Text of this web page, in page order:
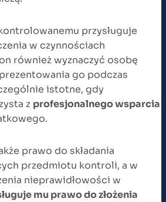
przysługuje
w czynnościach
również wyznaczyć osobę
go podczas
istotne, gdy
z profesjonalnego wsparcia
prawo do składania
przedmiotu kontroli, a w
nieprawidłowości w
mu prawo do złożenia